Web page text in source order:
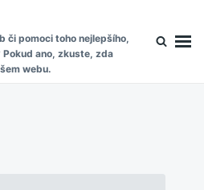
či pomoci toho nejlepšího,
ano, zkuste, zda
webu.